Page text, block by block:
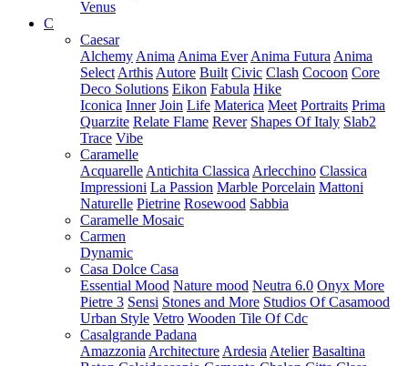
Venus
C
Caesar
Alchemy Anima Anima Ever Anima Futura Anima
Select Arthis Autore Built Civic Clash Cocoon Core
Deco Solutions Eikon Fabula Hike
Iconica Inner Join Life Materica Meet Portraits Prima
Quarzite Relate Flame Rever Shapes Of Italy Slab2
Trace Vibe
Caramelle
Acquarelle Antichita Classica Arlecchino Classica
Impressioni La Passion Marble Porcelain Mattoni
Naturelle Pietrine Rosewood Sabbia
Caramelle Mosaic
Carmen
Dynamic
Casa Dolce Casa
Essential Mood Nature mood Neutra 6.0 Onyx More
Pietre 3 Sensi Stones and More Studios Of Casamood
Urban Style Vetro Wooden Tile Of Cdc
Casalgrande Padana
Amazzonia Architecture Ardesia Atelier Basaltina